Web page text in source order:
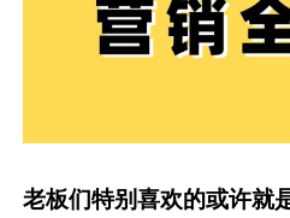
老板们特别喜欢的或许就